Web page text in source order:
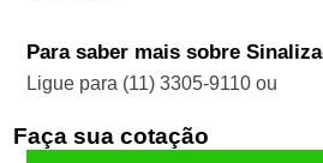
Para saber mais sobre
Ligue para (11) 3305-9110ou
Faça sua cotação